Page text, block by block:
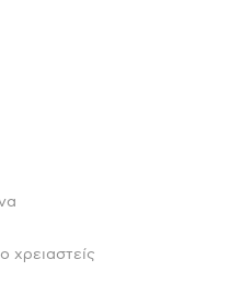
χρειαστείς